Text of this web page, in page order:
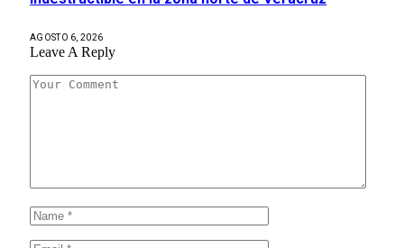
AGOSTO 6, 2026
Leave A Reply